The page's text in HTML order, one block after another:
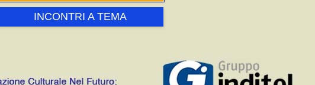
INCONTRI A TEMA